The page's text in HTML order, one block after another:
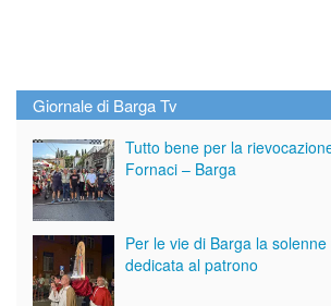
Giornale di Barga Tv
Tutto bene per la
Fornaci – Barga
Per le vie di Barga la
dedicata al patrono